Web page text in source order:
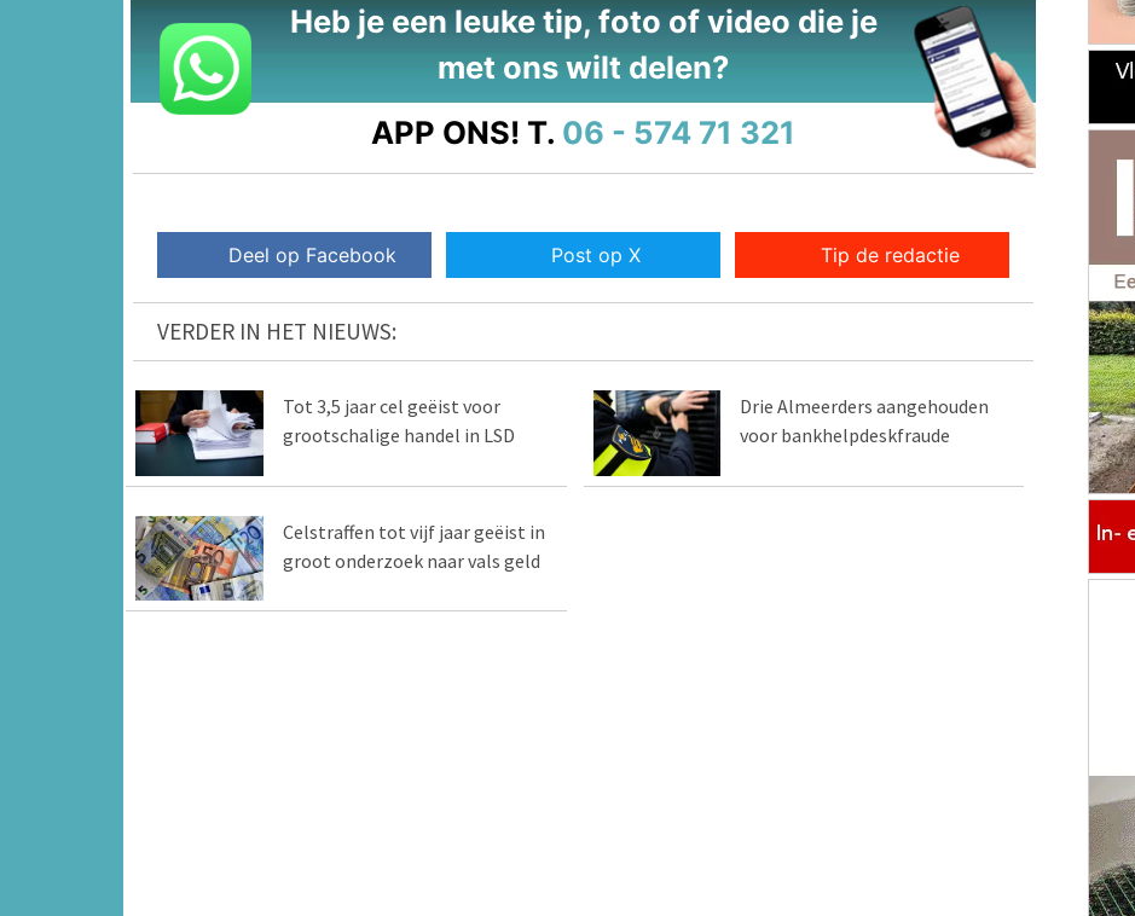
Heb je een leuke tip, foto of video die je
met ons wilt delen?
APP ONS! T. 06 - 574 71 321
Deel op Facebook Post op X Tip de redactie
VERDER IN HET NIEUWS:
Tot 3,5 jaar cel geëist voor
grootschalige handel in LSD
Drie Almeerders aangehouden
voor bankhelpdeskfraude
Celstraffen tot vijf jaar geëist in
groot onderzoek naar vals geld